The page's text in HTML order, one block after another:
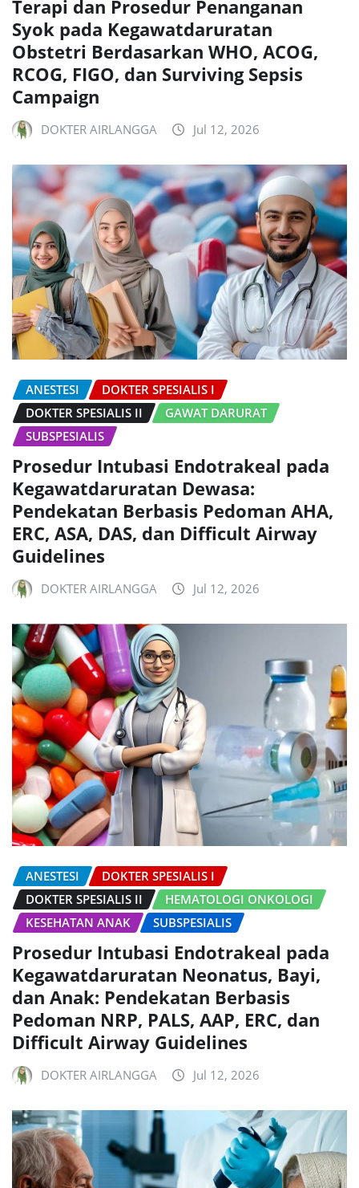
Terapi dan Prosedur Penanganan
Syok pada Kegawatdaruratan
Obstetri Berdasarkan WHO, ACOG,
RCOG, FIGO, dan Surviving Sepsis
Campaign
DOKTER AIRLANGGA Jul 12, 2026
ANESTESI
DOKTER SPESIALIS I
DOKTER SPESIALIS II
GAWAT DARURAT
SUBSPESIALIS
Prosedur Intubasi Endotrakeal pada
Kegawatdaruratan Dewasa:
Pendekatan Berbasis Pedoman AHA,
ERC, ASA, DAS, dan Difficult Airway
Guidelines
DOKTER AIRLANGGA Jul 12, 2026
ANESTESI
DOKTER SPESIALIS I
DOKTER SPESIALIS II
HEMATOLOGI ONKOLOGI
KESEHATAN ANAK
SUBSPESIALIS
Prosedur Intubasi Endotrakeal pada
Kegawatdaruratan Neonatus, Bayi,
dan Anak: Pendekatan Berbasis
Pedoman NRP, PALS, AAP, ERC, dan
Difficult Airway Guidelines
DOKTER AIRLANGGA Jul 12, 2026